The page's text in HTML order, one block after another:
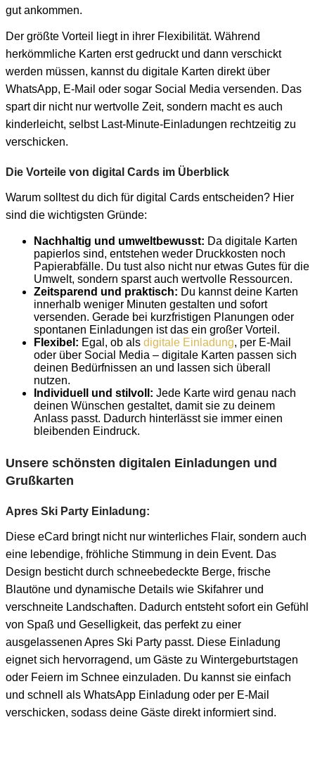
gut ankommen.
Der größte Vorteil liegt in ihrer Flexibilität. Während
herkömmliche Karten erst gedruckt und dann verschickt
werden müssen, kannst du digitale Karten direkt über
WhatsApp, E-Mail oder sogar Social Media versenden. Das
spart dir nicht nur wertvolle Zeit, sondern macht es auch
kinderleicht, selbst Last-Minute-Einladungen rechtzeitig zu
verschicken.
Die Vorteile von digital Cards im Überblick
Warum solltest du dich für digital Cards entscheiden? Hier
sind die wichtigsten Gründe:
Nachhaltig und umweltbewusst: Da digitale Karten
papierlos sind, entstehen weder Druckkosten noch
Papierabfälle. Du tust also nicht nur etwas Gutes für die
Umwelt, sondern sparst auch wertvolle Ressourcen.
Zeitsparend und praktisch: Du kannst deine Karten
innerhalb weniger Minuten gestalten und sofort
versenden. Gerade bei kurzfristigen Planungen oder
spontanen Einladungen ist das ein großer Vorteil.
Flexibel: Egal, ob als digitale Einladung, per E-Mail
oder über Social Media – digitale Karten passen sich
deinen Bedürfnissen an und lassen sich überall
nutzen.
Individuell und stilvoll: Jede Karte wird genau nach
deinen Wünschen gestaltet, damit sie zu deinem
Anlass passt. Dadurch hinterlässt sie immer einen
bleibenden Eindruck.
Unsere schönsten digitalen Einladungen und
Grußkarten
Apres Ski Party Einladung:
Diese eCard bringt nicht nur winterliches Flair, sondern auch
eine lebendige, fröhliche Stimmung in dein Event. Das
Design besticht durch schneebedeckte Berge, frische
Blautöne und dynamische Details wie Skifahrer und
verschneite Landschaften. Dadurch entsteht sofort ein Gefühl
von Spaß und Geselligkeit, das perfekt zu einer
ausgelassenen Apres Ski Party passt. Diese Einladung
eignet sich hervorragend, um Gäste zu Wintergeburtstagen
oder Feiern im Schnee einzuladen. Du kannst sie einfach
und schnell als WhatsApp Einladung oder per E-Mail
verschicken, sodass deine Gäste direkt informiert sind.